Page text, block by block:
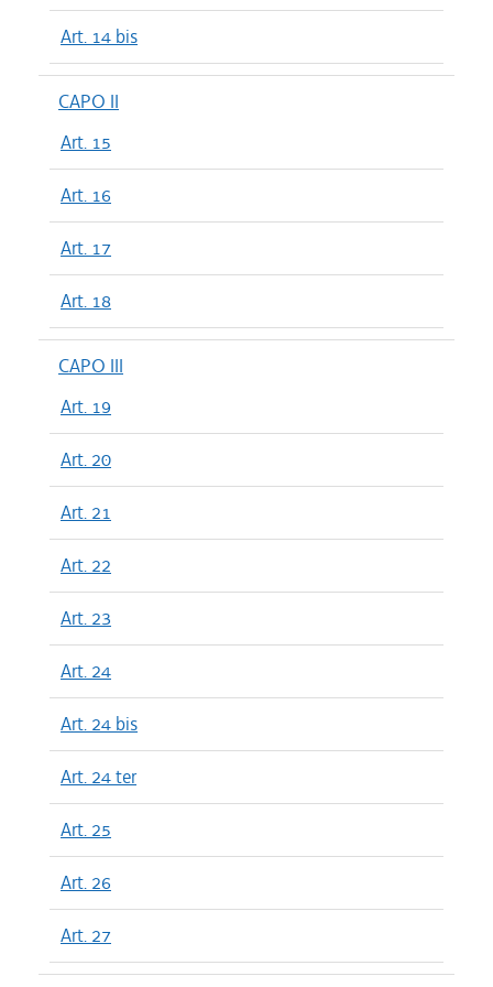
Art. 14 bis
CAPO II
Art. 15
Art. 16
Art. 17
Art. 18
CAPO III
Art. 19
Art. 20
Art. 21
Art. 22
Art. 23
Art. 24
Art. 24 bis
Art. 24 ter
Art. 25
Art. 26
Art. 27